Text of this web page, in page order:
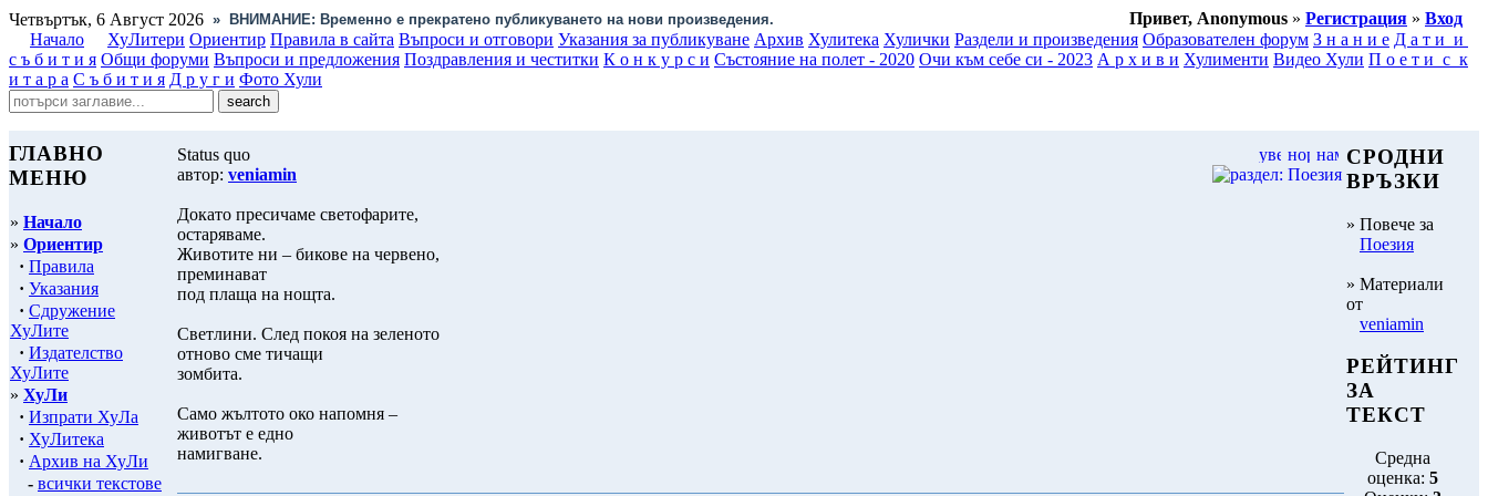
Четвъртък, 6 Август 2026 » ВНИМАНИЕ: Временно е прекратено публикуването на нови произведения. Привет, Anonymous » Регистрация » Вход
Начало
ХуЛитери Ориентир Правила в сайта Въпроси и отговори Указания за публикуване Архив Хулитека Хулички Раздели и произведения Образователен форум З н а н и е Д а т и и
с ъ б и т и я Общи форуми Въпроси и предложения Поздравления и честитки К о н к у р с и Състояние на полет - 2020 Очи към себе си - 2023 А р х и в и Хулименти Видео Хули П о е т и с к
и т а р а С ъ б и т и я Д р у г и Фото Хули
ГЛАВНО
МЕНЮ
» Начало
» Ориентир
· Правила
· Указания
· Сдружение
ХуЛите
· Издателство
ХуЛите
» ХуЛи
· Изпрати ХуЛа
· ХуЛитека
· Архив на ХуЛи
- всички текстове
Status quo
автор: veniamin
Докато пресичаме светофарите,
остаряваме.
Животите ни – бикове на червено,
преминават
под плаща на нощта.
Светлини. След покоя на зеленото
отново сме тичащи
зомбита.
Само жълтото око напомня –
животът е едно
намигване.
СРОДНИ
ВРЪЗКИ
» Повече за
Поезия
» Материали
от
veniamin
РЕЙТИНГ
ЗА
ТЕКСТ
Средна
оценка: 5